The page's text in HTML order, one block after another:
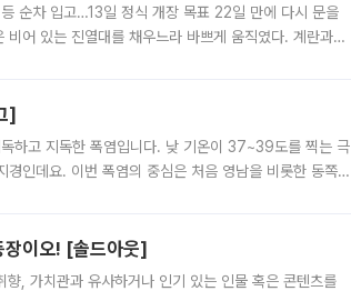
순차 입고…13일 정식 개장 목표 22일 만에 다시 문을
어 있는 진열대를 채우느라 바쁘게 움직였다. 계란과
]
하고 지독한 폭염입니다. 낮 기온이 37~39도를 찍는 극
인데요. 이번 폭염의 중심은 처음 영남을 비롯한 동쪽
이오! [솔드아웃]
, 가치관과 유사하거나 인기 있는 인물 혹은 콘텐츠를